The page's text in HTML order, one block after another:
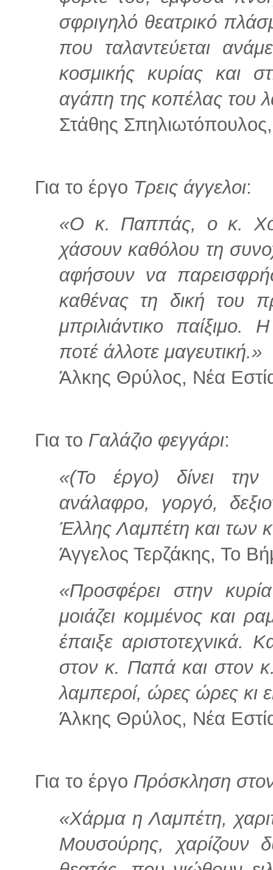
σφριγηλό θεατρικό
που ταλαντεύεται
κοσμικής κυρίας και
αγάπη της κοπέλας του
Στάθης
Για το έργο Τρεις άγγελοι:
«Ο κ. Παππάς, ο κ.
χάσουν καθόλου τη
αφήσουν να
καθένας τη δική του
μπριλιάντικο
ποτέ άλλοτε μαγευτική.»
Άλκης Θρύλος, Νέα
Για το Γαλάζιο φεγγάρι:
«(Το έργο) δίνει
ανάλαφρο, γοργό,
Έλλης Λαμπέτη και των
Άγγελος Τερζάκης, Το
«Προσφέρει στην
μοιάζει κομμένος και
έπαιξε αριστοτεχνικά.
στον κ. Παπά και στον
λαμπεροί, ώρες ώρες κι
Άλκης Θρύλος, Νέα
Για το έργο Πρόσκληση
«Χάρμα η Λαμπέτη,
Μουσούρης, χαρίζουν